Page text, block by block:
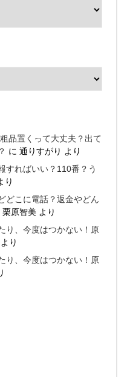
品置くって大丈夫？出て
に通りすがり より
すればいい？110番？う
り
どこに電話？返金やどん
栗原智美 より
り、今度はつかない！原
より
り、今度はつかない！原